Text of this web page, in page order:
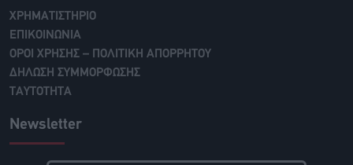
ΧΡΗΜΑΤΙΣΤΗΡΙΟ
ΕΠΙΚΟΙΝΩΝΙΑ
ΟΡΟΙ ΧΡΗΣΗΣ – ΠΟΛΙΤΙΚΗ ΑΠΟΡΡΗΤΟΥ
ΔΗΛΩΣΗ ΣΥΜΜΟΡΦΩΣΗΣ
ΤΑΥΤΟΤΗΤΑ
Newsletter